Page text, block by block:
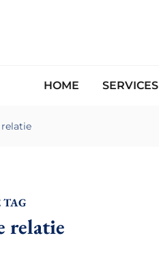
HOME SERVICES
TAG
relatie